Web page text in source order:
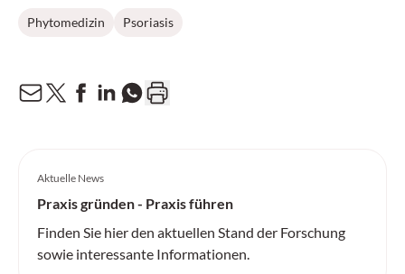
Phytomedizin Psoriasis
Aktuelle News
Praxis gründen - Praxis führen
Finden Sie hier den aktuellen Stand der Forschung
sowie interessante Informationen.